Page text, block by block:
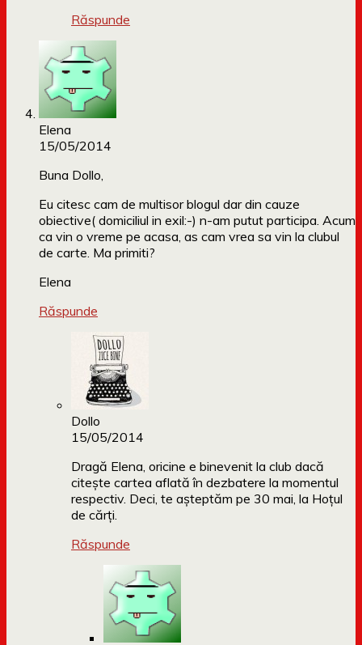
Răspunde
Elena
15/05/2014
Buna Dollo,
Eu citesc cam de multisor blogul dar din cauze
obiective( domiciliul in exil:-) n-am putut participa. Acum
ca vin o vreme pe acasa, as cam vrea sa vin la clubul
de carte. Ma primiti?
Elena
Răspunde
Dollo
15/05/2014
Dragă Elena, oricine e binevenit la club dacă
citește cartea aflată în dezbatere la momentul
respectiv. Deci, te așteptăm pe 30 mai, la Hoțul
de cărți.
Răspunde